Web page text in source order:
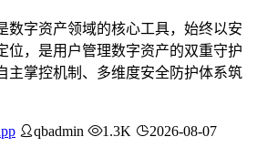
数字资产领域的核心工具，始终以安
位，是用户管理数字资产的双重守护
主掌控机制、多维度安全防护体系筑
qbadmin 1.3K 2026-08-07